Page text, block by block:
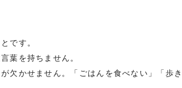
です。
葉を持ちません。
欠かせません。「ごはんを食べない」「